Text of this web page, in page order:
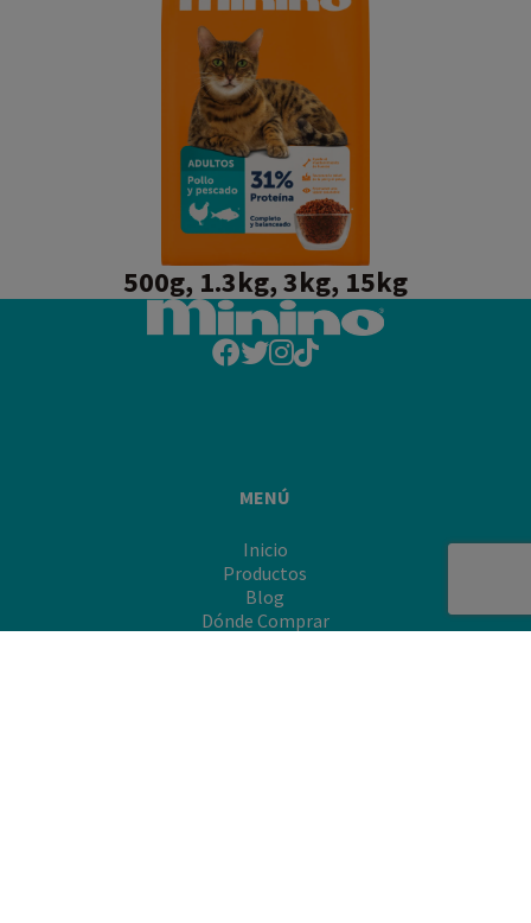
500g, 1.3kg, 3kg, 15kg
MENÚ
Inicio
Productos
Blog
Dónde Comprar